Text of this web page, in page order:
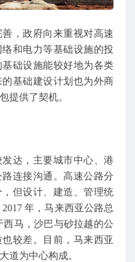
，政府向来重视对高速
和电力等基础设施的投
础设施能较好地为各类
基础建设计划也为外商
提供了契机。
达，主要城市中心、港
连接沟通。高速公路分
但设计、建造、管理统
年，马来西亚公路总
西马，沙巴与砂拉越的公
较差。目前，马来西亚
道为中心构成。